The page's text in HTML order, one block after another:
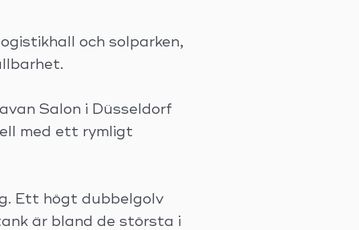
och solparken,
Salon i Düsseldorf
med ett rymligt
Ett högt dubbelgolv
är bland de största i